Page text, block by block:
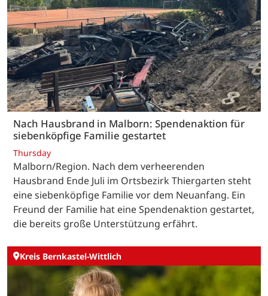
Nach Hausbrand in Malborn: Spendenaktion für
siebenköpfige Familie gestartet
Thursday
Malborn/Region. Nach dem verheerenden
Hausbrand Ende Juli im Ortsbezirk Thiergarten steht
eine siebenköpfige Familie vor dem Neuanfang. Ein
Freund der Familie hat eine Spendenaktion gestartet,
die bereits große Unterstützung erfährt.
Kreis Bernkastel-Wittlich